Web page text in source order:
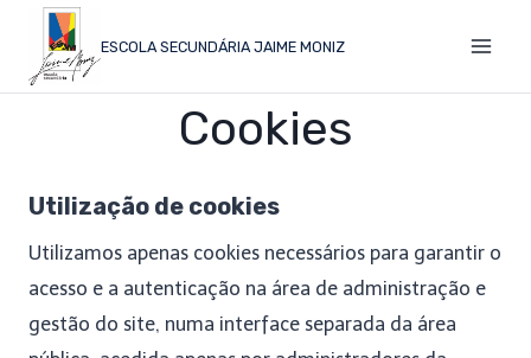
ESCOLA SECUNDÁRIA JAIME MONIZ
Cookies
Utilização de cookies
Utilizamos apenas cookies necessários para garantir o
acesso e a autenticação na área de administração e
gestão do site, numa interface separada da área